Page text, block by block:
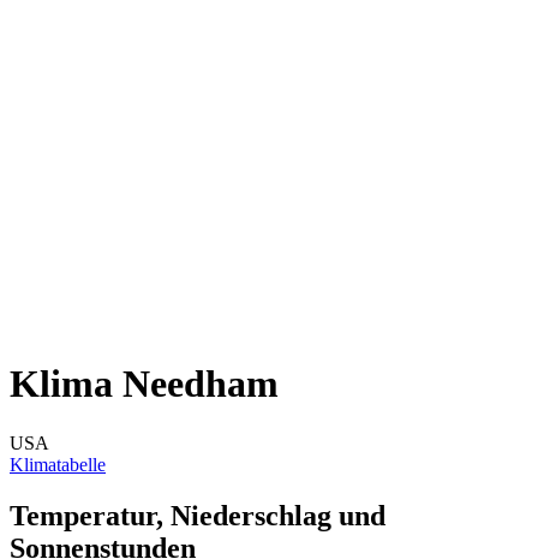
Klima Needham
USA
Klimatabelle
Temperatur, Niederschlag und
Sonnenstunden